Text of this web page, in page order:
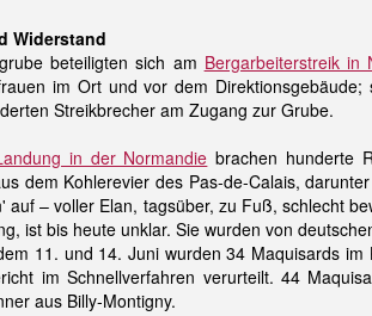
Widerstand
beteiligten sich am Bergarbeiterstreik in
im Ort und vor dem Direktionsgebäude;
Streikbrecher am Zugang zur Grube.
in der Normandie brachen hunderte
dem Kohlerevier des Pas-de-Calais,
auf – voller Elan, tagsüber, zu Fuß, schlecht
ist bis heute unklar. Sie wurden von
11. und 14. Juni wurden 34 Maquisards
im Schnellverfahren verurteilt. 44
aus Billy-Montigny.